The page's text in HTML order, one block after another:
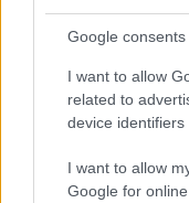
Google consents
I want to allow
related to
device identifiers
I want to allow
Google for
Η φήμη τους
τους λάτρεψε.
ποδοσφαίρου,
το λυγμό με το
τους δεν ήταν
τα ταξίδια, οι